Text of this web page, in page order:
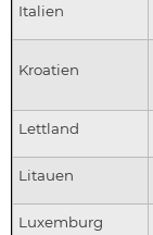
Italien
Kroatien
Lettland
Litauen
Luxemburg